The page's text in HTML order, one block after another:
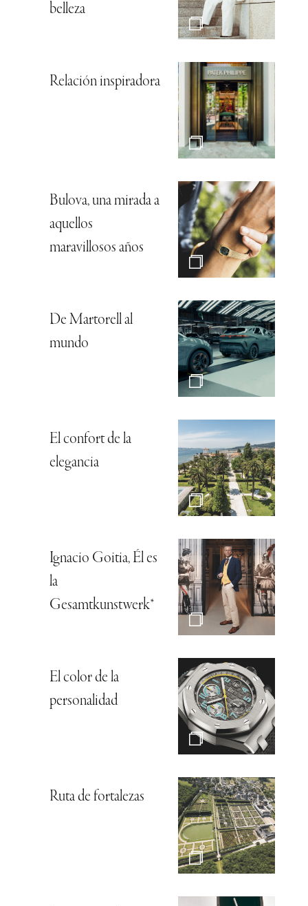
belleza
Relación inspiradora
Bulova, una mirada a
aquellos
maravillosos años
De Martorell al
mundo
El confort de la
elegancia
Ignacio Goitia, Él es
la
Gesamtkunstwerk*
El color de la
personalidad
Ruta de fortalezas